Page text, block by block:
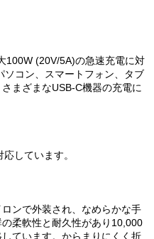
100W (20V/5A)の急速充電に対
ソコン、スマートフォン、タブ
まざまなUSB-C機器の充電に
しています。
ンで外装され、なめらかな手
柔軟性と耐久性があり10,000
ています。からまりにくく折